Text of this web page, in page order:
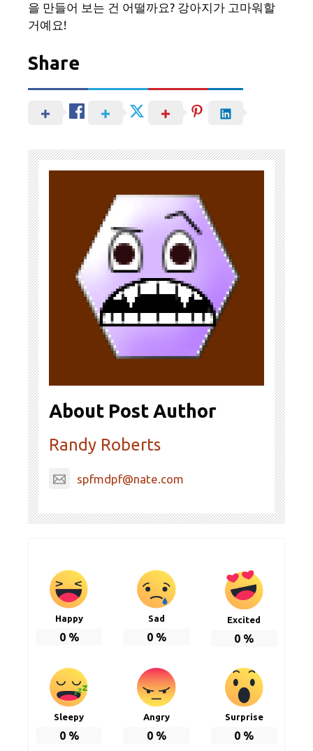
을 만들어 보는 건 어떨까요? 강아지가 고마워할
거예요!
Share
About Post Author
Randy Roberts
spfmdpf@nate.com
Happy
0%
Sad
0 %
Excited
0 %
Sleepy
0%
Angry
0 %
Surprise
0 %